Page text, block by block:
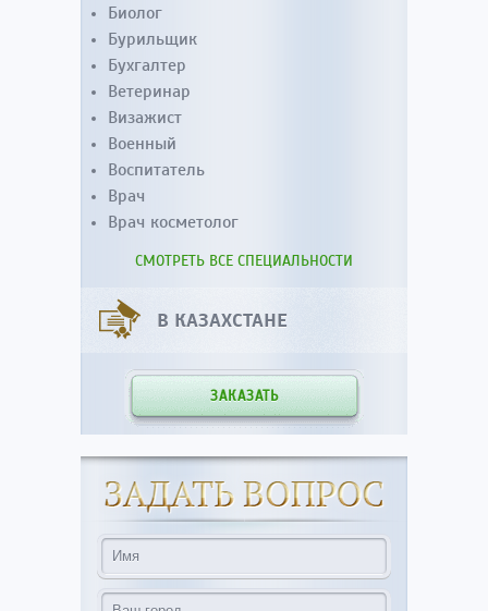
Биолог
Бурильщик
Бухгалтер
Ветеринар
Визажист
Военный
Воспитатель
Врач
Врач косметолог
СМОТРЕТЬ ВСЕ СПЕЦИАЛЬНОСТИ
В КАЗАХСТАНЕ
ЗАКАЗАТЬ